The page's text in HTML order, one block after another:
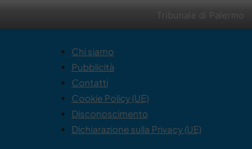
Tribunale di Palermo
Chi siamo
Pubblicità
Contatti
Cookie Policy (UE)
Disconoscimento
Dichiarazione sulla Privacy (UE)